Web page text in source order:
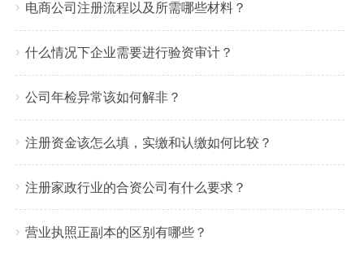
电商公司注册流程以及所需哪些材料？
什么情况下企业需要进行验资审计？
公司年检异常该如何解非？
注册资金该怎么填，实缴和认缴如何比较？
注册家政行业的合资公司有什么要求？
营业执照正副本的区别有哪些？